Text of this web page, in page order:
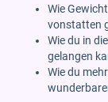
Wie
vonstatten
Wie du in
gelangen
Wie du